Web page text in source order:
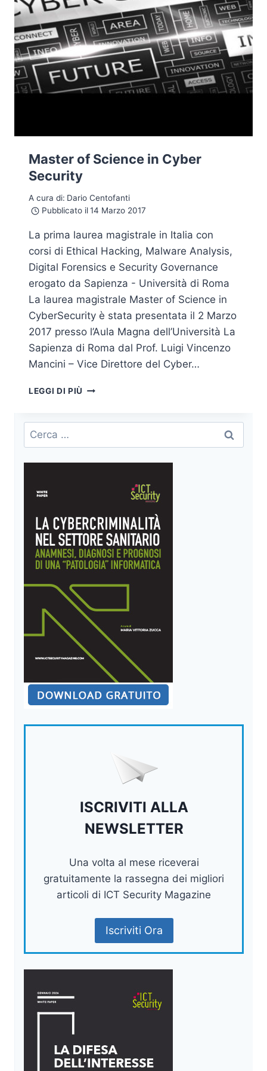
Master of Science in Cyber
Security
A cura di: Dario Centofanti
Pubblicato il 14 Marzo 2017
La prima laurea magistrale in Italia con
corsi di Ethical Hacking, Malware Analysis,
Digital Forensics e Security Governance
erogato da Sapienza - Università di Roma
La laurea magistrale Master of Science in
CyberSecurity è stata presentata il 2 Marzo
2017 presso l’Aula Magna dell’Università La
Sapienza di Roma dal Prof. Luigi Vincenzo
Mancini – Vice Direttore del Cyber…
LEGGI DI PIÙ MASTER
IN
SECURITY
Ricerca
per:
ISCRIVITI ALLA
NEWSLETTER
Una volta al mese riceverai
gratuitamente la rassegna dei migliori
articoli di ICT Security Magazine
Iscriviti Ora